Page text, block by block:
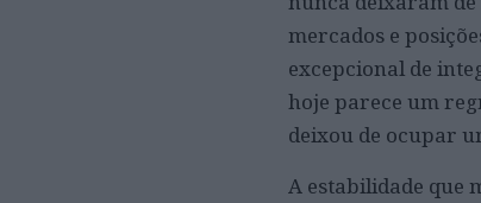
mercados e
excepcional de
hoje parece um
deixou de ocupar
A estabilidade que